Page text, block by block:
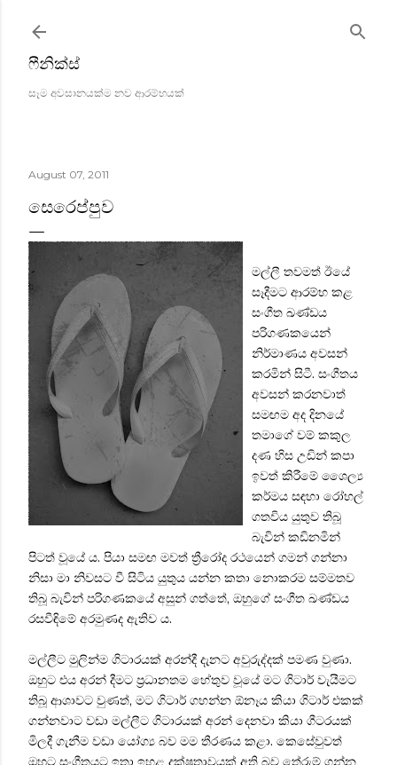
ෆීනික්ස්
සෑම අවසානයක්ම නව ආරම්භයක්
August 07, 2011
සෙරෙප්පුව
මල්ලී තවමත් ඊයේ
සෑදීමට ආරම්භ කළ
සංගීත ඛණ්ඩය
පරිගණකයෙන්
නිර්මාණය අවසන්
කරමින් සිටී. සංගීතය
අවසන් කරනවාත්
සමඟම අද දිනයේ
තමාගේ වම් කකුල
දණ හිස උඩින් කපා
ඉවත් කිරීමේ ශෛල්‍ය
කර්මය සඳහා රෝහල්
ගතවිය යුතුව තිබූ
බැවින් කඩිනමින්
පිටත් වූයේ ය. පියා සමඟ මවත් ත්‍රීරෝද රථයෙන් ගමන් ගන්නා
නිසා මා නිවසට වී සිටිය යුතුය යන්න කතා නොකරම සම්මතව
තිබූ බැවින් පරිගණකයේ අසුන් ගත්තේ, ඔහුගේ සංගීත ඛණ්ඩය
රසවීඳිමේ අරමුණද ඇතිව ය.
මල්ලීට මුලින්ම ගිටාරයක් අරන්දී දැනට අවුරුද්දක් පමණ වුණා.
ඔහුට එය අරන් දීමට ප්‍රධානතම හේතුව වූයේ මට ගිටාර් වැයීමට
තිබූ ආශාවට වුණත්, මට ගිටාර් ගහන්න ඕනෑය කියා ගිටාර් එකක්
ගන්නවාට වඩා මල්ලීට ගිටාරයක් අරන් දෙනවා කියා ගීටරයක්
මිලදී ගැනීම වඩා යෝග්‍ය බව මම තීරණය කළා. කෙසේවුවත්
ඔහුට සංගීතයට ඉතා ඉහළ දක්ෂතාවයක් අති බව තේරුම් ගන්න